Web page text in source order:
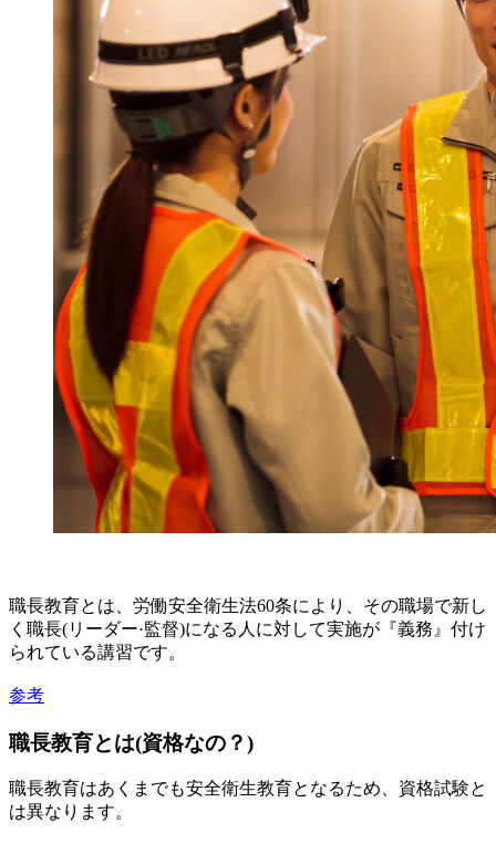
職長教育とは、労働安全衛生法60条により、その職場で新し
く職長(リーダー·監督)になる人に対して実施が『義務』付け
られている講習です。
参考
職長教育とは(資格なの？)
職長教育はあくまでも安全衛生教育となるため、資格試験と
は異なります。